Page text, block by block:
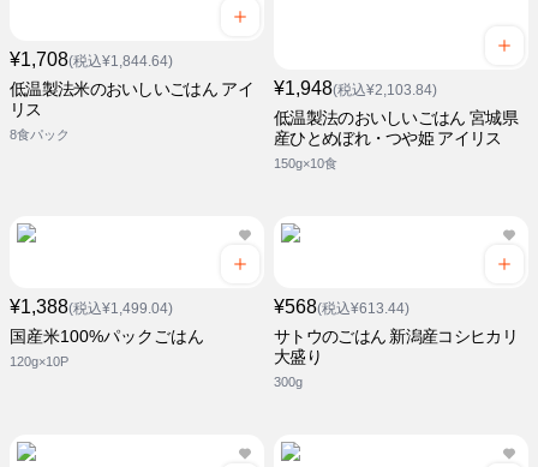
¥1,708(税込¥1,844.64)
低温製法米のおいしいごはん アイ
リス
8食パック
¥1,948(税込¥2,103.84)
低温製法のおいしいごはん 宮城県
産ひとめぼれ・つや姫 アイリス
150g×10食
¥1,388(税込¥1,499.04)
国産米100%パックごはん
120g×10P
¥568(税込¥613.44)
サトウのごはん 新潟産コシヒカリ
大盛り
300g